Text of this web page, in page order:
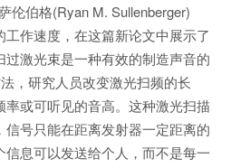
伦伯格(Ryan M. Sullenberger)
作速度，在这篇新论文中展示了
激光束是一种有效的制造声音的
，研究人员改变激光扫频的长
率或可听见的音高。这种激光扫描
号只能在距离发射器一定距离的
息可以发送给个人，而不是每一